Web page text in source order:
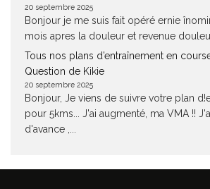
20 septembre 2025
Bonjour je me suis fait opéré ernie
mois apres la douleur et revenue douleur
Tous nos plans d’entraînement en
Question de Kikie
20 septembre 2025
Bonjour, Je viens de suivre votre plan
pour 5kms... J'ai augmenté, ma VMA !!
d'avance ,...